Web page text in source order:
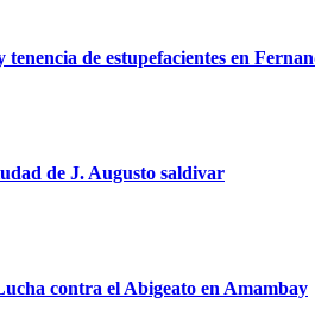
de estupefacientes en
de J. Augusto saldivar
contra el Abigeato en Amambay